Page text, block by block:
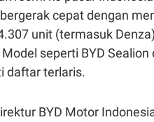
TERM
OF
USE
cepat dengan
unit (termasuk
seperti BYD Sealion
daftar terlaris.
BYD Motor